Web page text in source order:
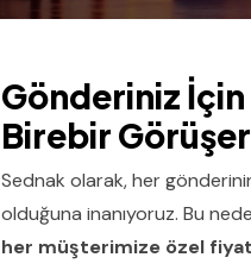
Gönderiniz İçin
Birebir
Sednak olarak, her
olduğuna inanıyoruz. Bu
her müşterimize özel